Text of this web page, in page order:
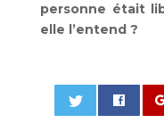
personne était
elle l’entend ?